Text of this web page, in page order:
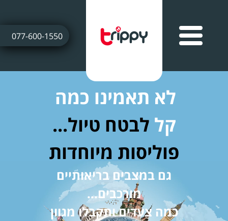
077-600-1550
לא תאמינו כמה
קל לבטח טיול...
פוליסות מיוחדות
גם במצבים בריאותיים
מורכבים...
כמה צעדים ותקבלו מגוון